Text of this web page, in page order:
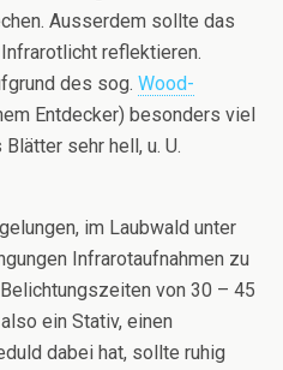
Ausserdem sollte das
reflektieren.
des sog. Wood-
Entdecker) besonders viel
sehr hell, u. U.
im Laubwald unter
Infrarotaufnahmen zu
von 30 – 45
ein Stativ, einen
dabei hat, sollte ruhig